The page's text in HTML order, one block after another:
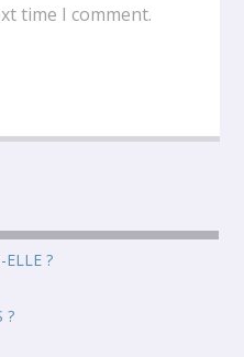
time I comment.
ELLE ?
?